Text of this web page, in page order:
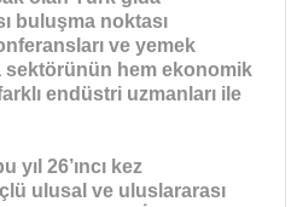
buluşma noktası
ve yemek
sektörünün hem ekonomik
endüstri uzmanları ile
yıl 26’ıncı kez
ulusal ve uluslararası